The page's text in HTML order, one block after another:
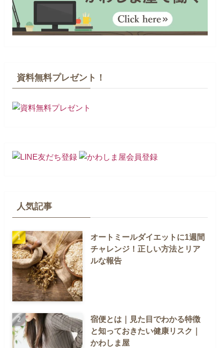
資料無料プレゼント！
人気記事
オートミールダイエットに1週間
チャレンジ！正しい方法とリア
ルな報告
宿便とは｜見た目でわかる特徴
と知っておきたい健康リスク｜
かわしま屋